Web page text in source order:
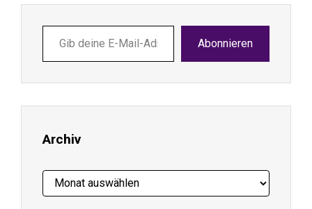
deine
E-
ein ...
Abonnieren
Archiv
Archiv